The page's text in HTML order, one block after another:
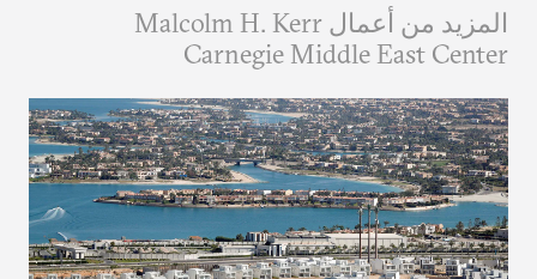
المزيد من أعمال Malcolm H. Kerr
Carnegie Middle East Center